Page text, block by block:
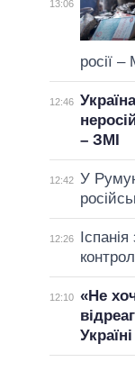
13:06
росії
12:46
– ЗМІ
12:42 У
12:26
12:10 «Не
Україні